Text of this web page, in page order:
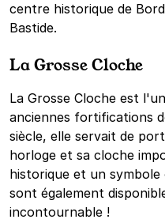
centre historique de
Bastide.
La Grosse Cloche
La Grosse Cloche est
anciennes fortifications
siècle, elle servait de
horloge et sa cloche
historique et un symbole
sont également
incontournable !